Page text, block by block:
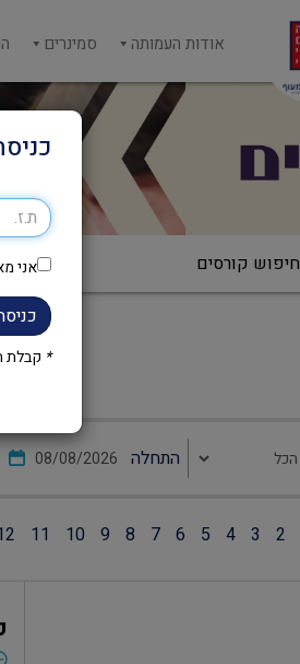
אודות העמותה סמינרים
חיפוש קורסים
התחלה
2
3
4
5
6
7
8
9
10
11
אני
* קבלת